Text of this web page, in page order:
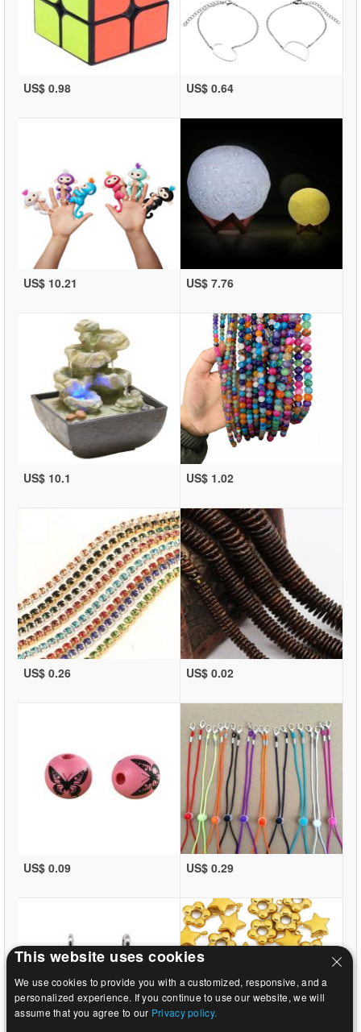
US$ 0.98 US$ 0.64
US$ 10.21 US$ 7.76
US$ 10.1 US$ 1.02
US$ 0.26 US$ 0.02
US$ 0.09 US$ 0.29
This website uses cookies
We use cookies to provide you with a customized, responsive, and a
personalized experience. If you continue to use our website, we will
assume that you agree to our Privacy policy.